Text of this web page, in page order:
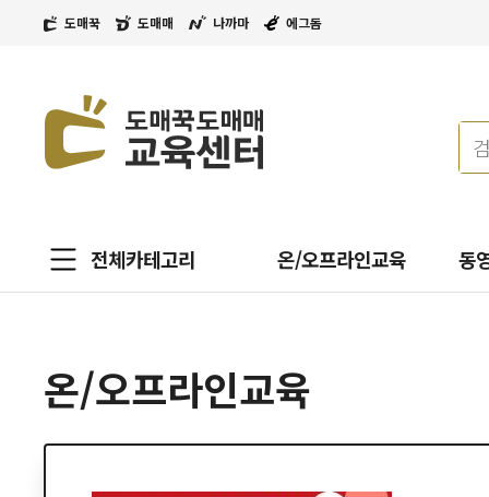
도매꾹 도매매 나까마 에그돔
전체카테고리 온/오프라인교육 동
온/오프라인교육